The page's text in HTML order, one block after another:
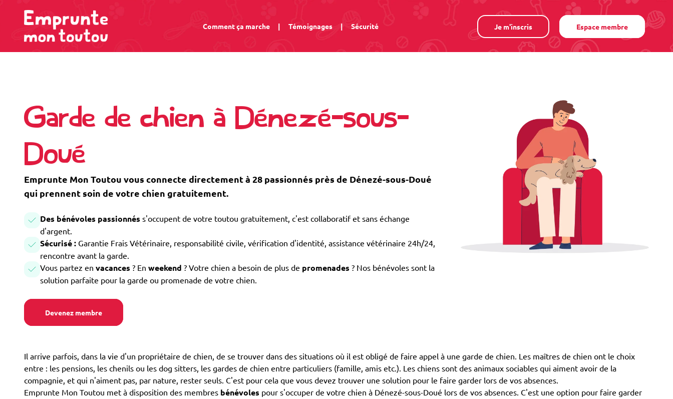
Comment ça marche | Témoignages | Sécurité Je m'inscris Espace membre
Garde de chien à Dénezé-sous-
Doué
Emprunte Mon Toutou vous connecte directement à 28 passionnés près de Dénezé-sous-Doué
qui prennent soin de votre chien gratuitement.
Des bénévoles passionnés s'occupent de votre toutou gratuitement, c'est collaboratif et sans échange
d'argent.
Sécurisé : Garantie Frais Vétérinaire, responsabilité civile, vérification d'identité, assistance vétérinaire 24h/24,
rencontre avant la garde.
Vous partez en vacances ? En weekend ? Votre chien a besoin de plus de promenades ? Nos bénévoles sont la
solution parfaite pour la garde ou promenade de votre chien.
Devenez membre
Il arrive parfois, dans la vie d'un propriétaire de chien, de se trouver dans des situations où il est obligé de faire appel à une garde de chien. Les maîtres de chien ont le choix
entre : les pensions, les chenils ou les dog sitters, les gardes de chien entre particuliers (famille, amis etc.). Les chiens sont des animaux sociables qui aiment avoir de la
compagnie, et qui n'aiment pas, par nature, rester seuls. C'est pour cela que vous devez trouver une solution pour le faire garder lors de vos absences.
Emprunte Mon Toutou met à disposition des membres bénévoles pour s'occuper de votre chien à Dénezé-sous-Doué lors de vos absences. C'est une option pour faire garder